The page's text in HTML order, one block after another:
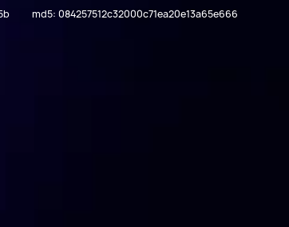
md5:084257512c32000c71ea20e13a65e666